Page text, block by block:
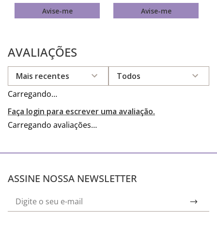
Avise-me Avise-me
AVALIAÇÕES
Carregando…
Faça login para escrever uma avaliação.
Mais recentes Todos
Carregando avaliações…
ASSINE NOSSA NEWSLETTER